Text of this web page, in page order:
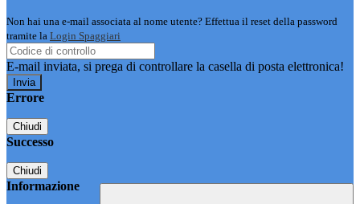
Non hai una e-mail associata al nome utente? Effettua il reset della password
tramite la Login Spaggiari
E-mail inviata, si prega di controllare la casella di posta elettronica!
Errore
Chiudi
Successo
Chiudi
Informazione